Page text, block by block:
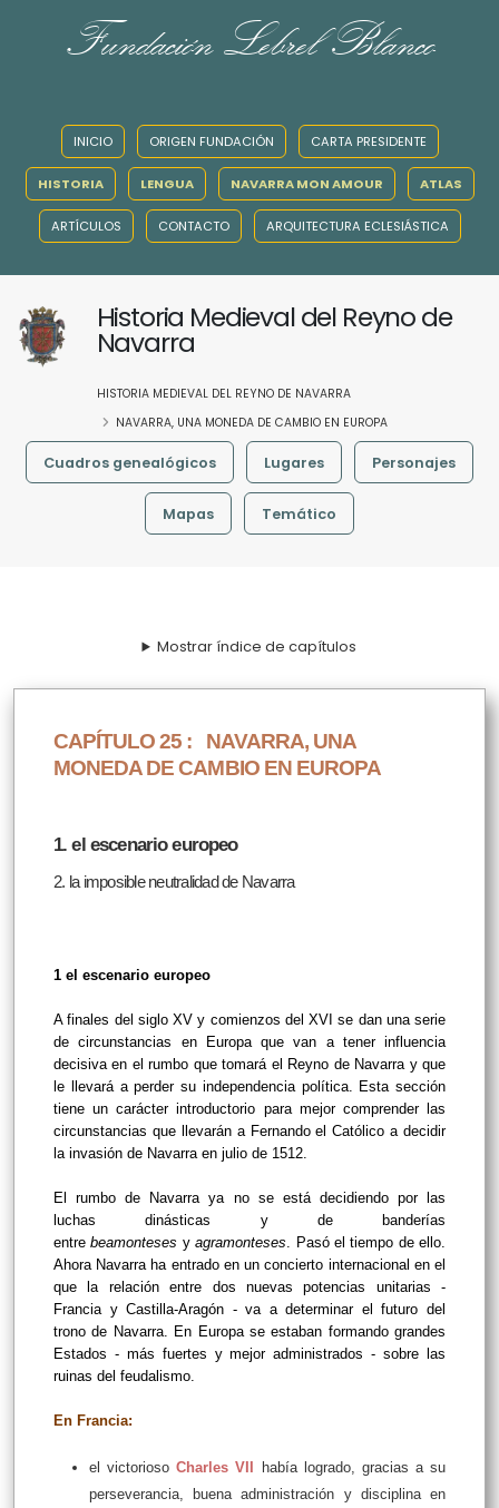
Fundación Lebrel Blanco
INICIO ORIGEN FUNDACIÓN CARTA PRESIDENTE
HISTORIA LENGUA NAVARRA MON AMOUR ATLAS
ARTÍCULOS CONTACTO ARQUITECTURA ECLESIÁSTICA
Historia Medieval del Reyno de
Navarra
HISTORIA MEDIEVAL DEL REYNO DE NAVARRA
NAVARRA, UNA MONEDA DE CAMBIO EN EUROPA
Cuadros genealógicos Lugares Personajes
Mapas Temático
Mostrar índice de capítulos
CAPÍTULO 25 : NAVARRA, UNA
MONEDA DE CAMBIO EN EUROPA
1. el escenario europeo
2. la imposible neutralidad de Navarra
1 el escenario europeo
A finales del siglo XV y comienzos del XVI se dan una serie
de circunstancias en Europa que van a tener influencia
decisiva en el rumbo que tomará el Reyno de Navarra y que
le llevará a perder su independencia política. Esta sección
tiene un carácter introductorio para mejor comprender las
circunstancias que llevarán a Fernando el Católico a decidir
la invasión de Navarra en julio de 1512.
El rumbo de Navarra ya no se está decidiendo por las
luchas dinásticas y de banderías
entrebeamonteses yagramonteses. Pasó el tiempo de ello.
Ahora Navarra ha entrado en un concierto internacional en el
que la relación entre dos nuevas potencias unitarias -
Francia y Castilla-Aragón - va a determinar el futuro del
trono de Navarra. En Europa se estaban formando grandes
Estados - más fuertes y mejor administrados - sobre las
ruinas del feudalismo.
En Francia:
el victorioso Charles VII
había logrado, gracias a su
perseverancia, buena administración y disciplina en